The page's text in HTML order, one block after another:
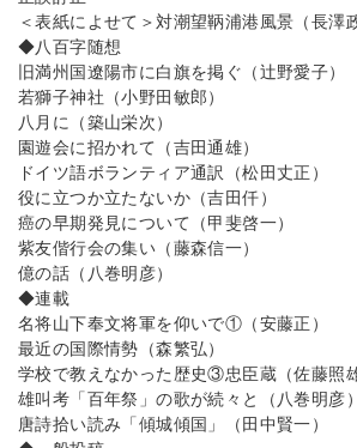
＜表紙によせて＞対潮望鞆浦港風景（長澤
◆八百字随想
旧満州国遼陽市に白旗を掲ぐ（辻野愛子）
若獅子神社（小野田敏郎）
八月に（築山栄次）
園遊会に招かれて（吉田通雄）
ドイツ語ボランティア通訳（松田丈正）
役に立つか立たないか（吉田仟）
癌の早期発見について（甲斐啓一）
紫友偕行会の集い（藤森信一）
億の話（八巻明彦）
◆連載
名将山下奉文将軍を仰いで①（安藤正）
最近の国際情勢（森繁弘）
学校で教えなかった歴史③忠臣蔵（佐藤照雄
雄叫考「百年祭」の歌が続々と（八巻明彦）
唐詩拾い読み「傾城傾国」（田中賢一）